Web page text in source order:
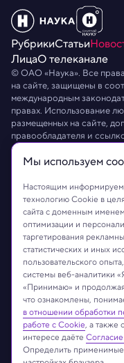
РубрикиСтатьи
ЛицаО телеканале
© ОАО «Наука». Все
на сайте, защищены в
международным
правах. Использование
размещенных на сайте,
правообладателя и
направления юридически
Обработка персональных
Мы используем
Настоящим
технологию Cookie в
сайта с доменным именем
оптимизации и
таргетирования
статистических и иных
пользовательского
системы веб-аналитики
«Принимаю» и
что ознакомлены,
в отношении обработки
работе с Cookie, а также
интересе даёте
Определить